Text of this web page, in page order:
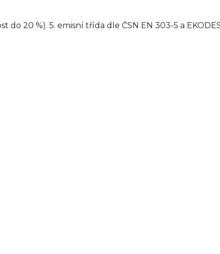
20 %). 5. emisní třída dle ČSN EN 303-5 a